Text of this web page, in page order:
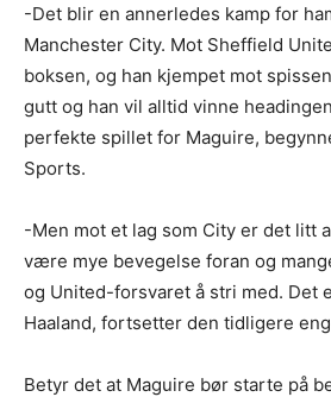
-Det blir en annerledes kamp for
Manchester City. Mot Sheffield
boksen, og han kjempet mot
gutt og han vil alltid vinne
perfekte spillet for Maguire,
Sports.
-Men mot et lag som City er det litt
være mye bevegelse foran og
og United-forsvaret å stri med. Det
Haaland, fortsetter den tidligere
Betyr det at Maguire bør starte på